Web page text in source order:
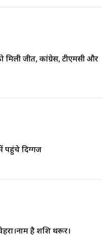
मिली जीत, कांग्रेस, टीएमसी और
पहुंचे दिग्गज
है शशि थरूर।